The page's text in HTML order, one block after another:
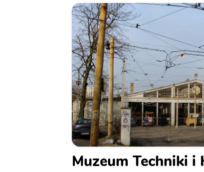
Muzeum Techniki i